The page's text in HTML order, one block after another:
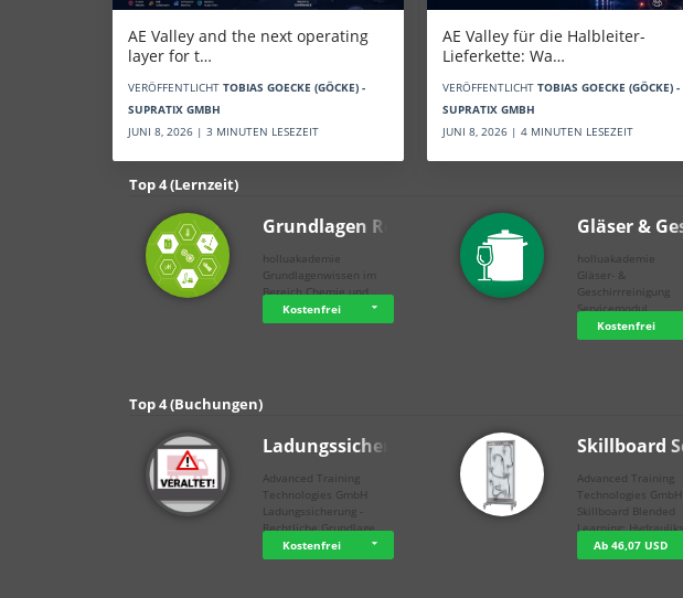
AE Valley and the next operating
layer for t…
VERÖFFENTLICHT TOBIAS GOECKE (GÖCKE) -
SUPRATIX GMBH
JUNI 8, 2026 | 3 MINUTEN LESEZEIT
AE Valley für die Halbleiter-
Lieferkette: Wa…
VERÖFFENTLICHT TOBIAS GOECKE (GÖCKE) -
SUPRATIX GMBH
JUNI 8, 2026 | 4 MINUTEN LESEZEIT
Top 4 (Lernzeit)
Grundlagen Rein…
holluakademie
Grundlagenwissen im
Bereich Chemie und …
Kostenfrei
Gläser &
holluakademie
Gläser- &
Geschirrreinigung
Servicemodul
Kostenfrei
Top 4 (Buchungen)
Ladungssicherung
Advanced Training
Technologies GmbH
Ladungssicherung -
Rechtliche Grundlage…
Kostenfrei
Skillboard
Advanced Training
Technologies GmbH
Skillboard Blended
Learning:
Ab 46,07 USD